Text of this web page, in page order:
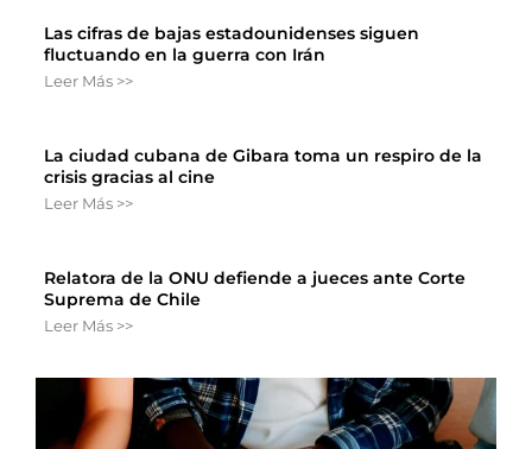
Las cifras de bajas estadounidenses siguen
fluctuando en la guerra con Irán
Leer Más >>
La ciudad cubana de Gibara toma un respiro de la
crisis gracias al cine
Leer Más >>
Relatora de la ONU defiende a jueces ante Corte
Suprema de Chile
Leer Más >>